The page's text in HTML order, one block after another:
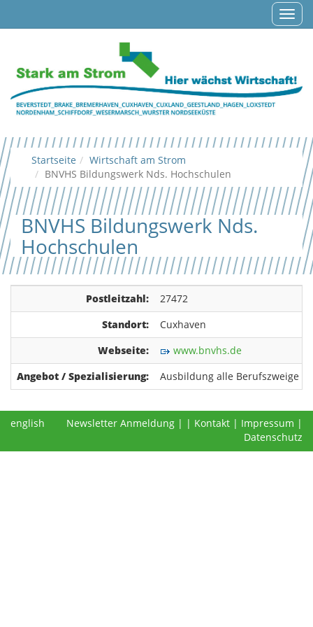
auf-/
Startseite
Wirtschaft am Strom
BNVHS Bildungswerk Nds. Hochschulen
BNVHS Bildungswerk Nds.
Hochschulen
Postleitzahl:
27472
Standort:
Cuxhaven
Webseite:
www.bnvhs.de
Angebot / Spezialisierung:
Ausbildung alle Berufszweige
english Newsletter Anmeldung | | Kontakt | Impressum |
Datenschutz